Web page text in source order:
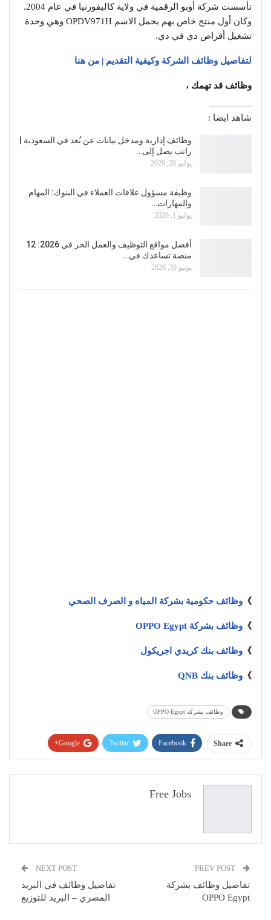
تأسست شركة أوبو الرقمية في ولاية كاليفورنيا في عام 2004.
وكان أول منتج خاص بهم يحمل الاسم OPDV971H وهي وحدة
تشغيل أقراص دي في دي.
لتفاصيل وظائف الشركة وكيفية التقديم | من هنا
وظائف قد تهمك ،
شاهد ايضا :
وظائف إدارية ومدخل بيانات عن بُعد في السعودية |
راتب يصل إلى…
يوليو 28, 2026
وظيفة مسؤول علاقات العملاء في البنوك: المهام
والمهارات…
يوليو 1, 2026
أفضل مواقع التوظيف والعمل الحر في 2026: 12
منصة تساعدك في…
يونيو 30, 2026
》 وظائف حكومية بشركة المياه و الصرف الصحي
》 وظائف بشركة OPPO Egypt
》 وظائف بنك كريدي اجريكول
》 وظائف بنك QNB
وظائف بشركة OPPO Egypt
Share
Facebook
Twitter
Google+
البريد الإلكتروني
Free Jobs
تفاصيل وظائف بشركة
OPPO Egypt
NEXT POST
تفاصيل وظائف في البريد
المصري – البريد للتوزيع